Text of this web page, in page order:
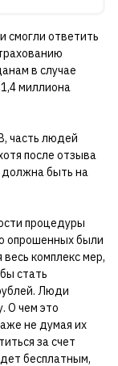
смогли ответить
в случае
миллиона
часть людей
после отзыва
должна быть на
процедуры
опрошенных были
комплекс мер,
стать
Люди
О чем это
не думая их
за счет
бесплатным,